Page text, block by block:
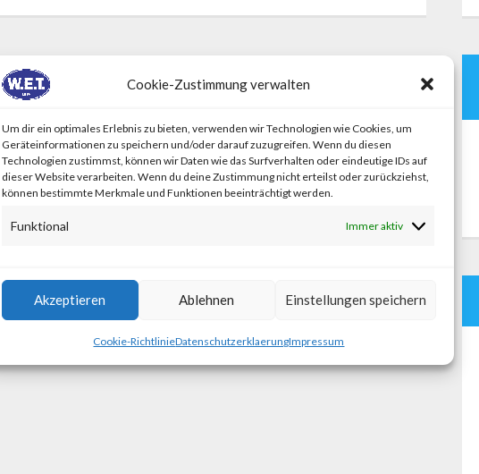
Cookie-Zustimmung verwalten
Um dir ein optimales Erlebnis zu bieten, verwenden wir Technologien wie Cookies, um
Geräteinformationen zu speichern und/oder darauf zuzugreifen. Wenn du diesen
Technologien zustimmst, können wir Daten wie das Surfverhalten oder eindeutige IDs auf
dieser Website verarbeiten. Wenn du deine Zustimmung nicht erteilst oder zurückziehst,
können bestimmte Merkmale und Funktionen beeinträchtigt werden.
Funktional Immer aktiv
Akzeptieren Ablehnen Einstellungen speichern
Cookie-RichtlinieDatenschutzerklaerungImpressum